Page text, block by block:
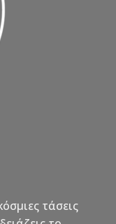
τάσεις